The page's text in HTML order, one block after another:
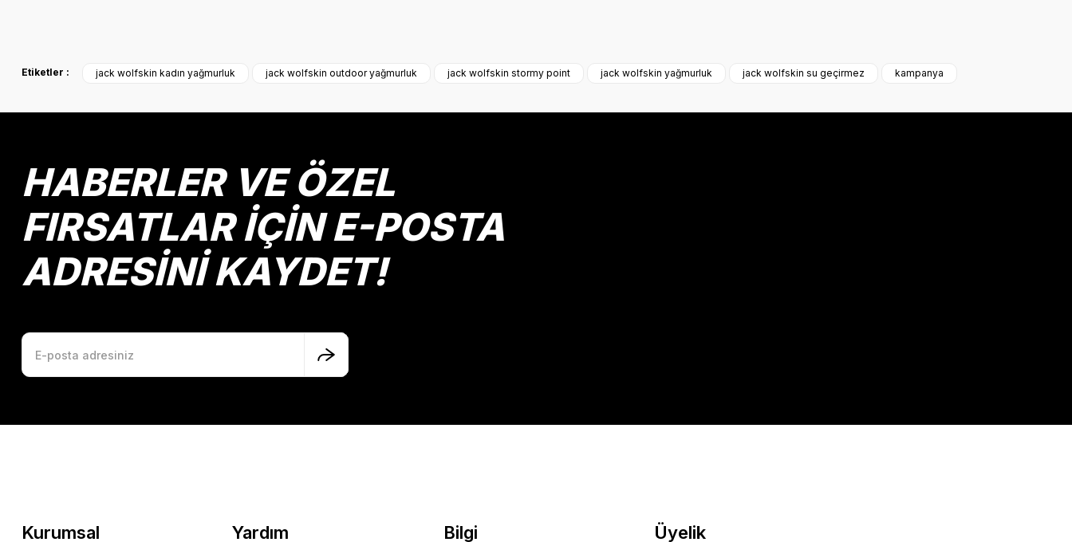
Ürün açıklamasında eksik bilgiler bulunuyor.
Bu ürüne benzer farklı alternatifler olmalı.
Etiketler : jack wolfskin kadın yağmurluk jack wolfskin outdoor yağmurluk jack wolfskin stormy point jack wolfskin yağmurluk jack wolfskin su geçirmez kampanya
HABERLER VE ÖZEL
FIRSATLAR İÇİN E-POSTA
ADRESİNİ KAYDET!
Kurumsal Yardım Bilgi Üyelik